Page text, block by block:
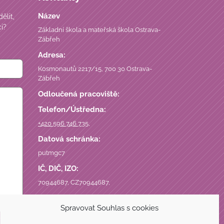
Spravovat Souhlas s cookies
Název
Základní škola a mateřská škola Ostrava-
Zábřeh
Adresa:
Kosmonautů 2217/15, 700 30 Ostrava-
Zábřeh
Odloučená pracoviště:
Telefon/Ústředna:
+420 596 746 735,
Datová schránka:
putmgc7
IČ, DIČ, IZO:
70944687, CZ70944687,